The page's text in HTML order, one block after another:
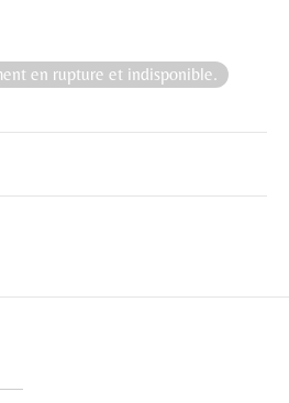
en rupture et indisponible.